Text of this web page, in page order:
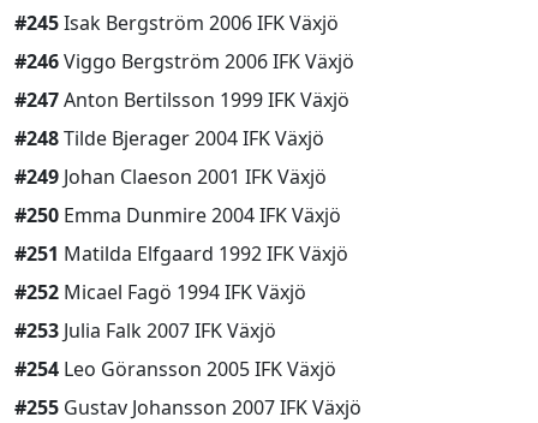
#245Isak Bergström 2006 IFK Växjö
#246Viggo Bergström 2006 IFK Växjö
#247Anton Bertilsson 1999 IFK Växjö
#248Tilde Bjerager 2004 IFK Växjö
#249 Johan Claeson 2001 IFK Växjö
#250 Emma Dunmire 2004 IFK Växjö
#251 Matilda Elfgaard 1992 IFK Växjö
#252 Micael Fagö 1994 IFK Växjö
#253 Julia Falk 2007 IFK Växjö
#254 Leo Göransson 2005 IFK Växjö
#255 Gustav Johansson 2007 IFK Växjö